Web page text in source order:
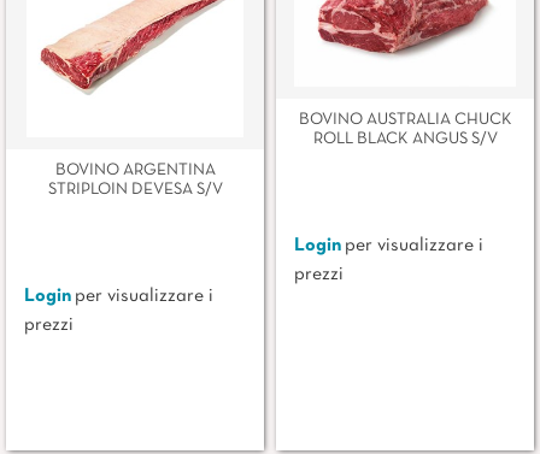
BOVINO ARGENTINA
STRIPLOIN DEVESA S/V
Login per visualizzare i
prezzi
BOVINO AUSTRALIA CHUCK
ROLL BLACK ANGUS S/V
Login per visualizzare i
prezzi